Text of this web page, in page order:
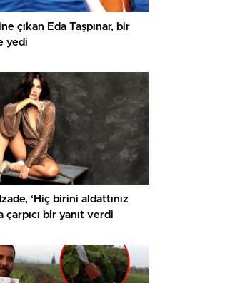
çıkan Eda Taşpınar, bir
yedi
‘Hiç birini aldattınız
çarpıcı bir yanıt verdi